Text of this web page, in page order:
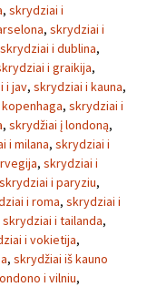
, skrydziai i
, skrydziai i
skrydziai i dublina,
i graikija,
i jav, skrydziai i kauna,
, skrydziai i
, skrydžiai į londoną,
i milana, skrydziai i
, skrydziai i
skrydziai i paryziu,
i roma, skrydziai i
skrydziai i tailanda,
i vokietija,
, skrydžiai iš kauno
i vilniu,